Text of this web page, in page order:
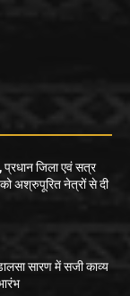
प्रधान जिला एवं सत्र
को अश्रुपूरित नेत्रों से दी
सारण में सजी काव्य